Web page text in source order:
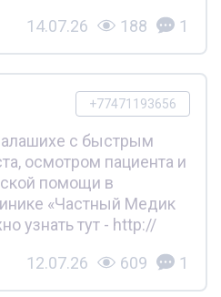
14.07.26 188 1
+77471193656
с быстрым
осмотром пациента и
помощи в
«Частный Медик
узнать тут - http://
12.07.26 609 1